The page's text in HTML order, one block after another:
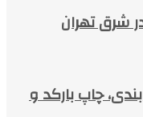
شرق تهران
چاپ بارکد و